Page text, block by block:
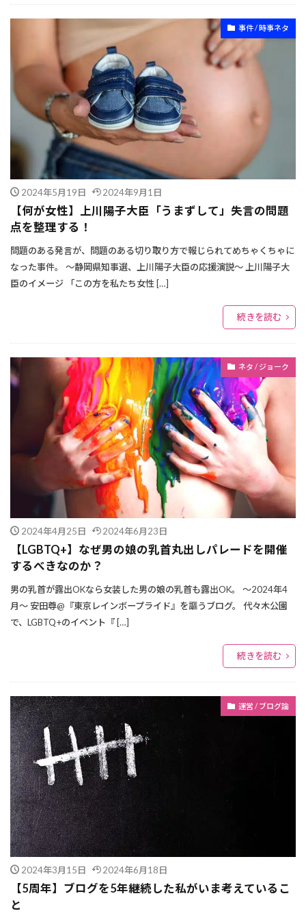
事件 / 時事ネタ
2024年5月19日 2024年9月1日
【何が女性】上川陽子大臣「うまずして」失言の問題
点を整理する！
問題のある発言が、問題のある切り取り方で報じられてめちゃくちゃに
なった事件。 ～静岡県知事選、上川陽子大臣の応援演説～ 上川陽子大
臣のイメージ 「この方を私たち女性 […]
続きを読む
ネタ / ジョーク
2024年4月25日 2024年6月23日
【LGBTQ+】なぜ男の娘の乳首丸出しパレードを開催
するべきなのか？
男の乳首が露出OKなら女装した男の娘の乳首も露出OK。 ～2024年4
月～ 安田尊@『東京レインボープライド』を謳うブログ。 代々木公園
で、LGBTQ+のイベント『 […]
続きを読む
運営 / ブログ論
2024年3月15日 2024年6月18日
【5周年】ブログを5年継続した私がいま考えているこ
と